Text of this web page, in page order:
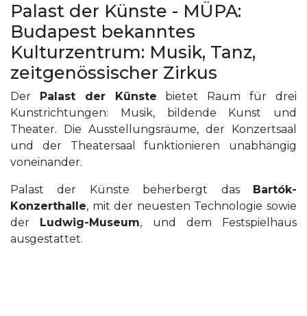
Palast der Künste - MÜPA:
Budapest bekanntes
Kulturzentrum: Musik, Tanz,
zeitgenössischer Zirkus
Der Palast der Künste bietet Raum für drei
Kunstrichtungen: Musik, bildende Kunst und
Theater. Die Ausstellungsräume, der Konzertsaal
und der Theatersaal funktionieren unabhängig
voneinander.
Palast der Künste beherbergt das Bartók-
Konzerthalle, mit der neuesten Technologie sowie
der Ludwig-Museum, und dem Festspielhaus
ausgestattet.